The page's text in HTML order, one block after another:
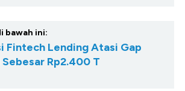
bawah ini:
Fintech Lending Atasi Gap
Rp2.400 T